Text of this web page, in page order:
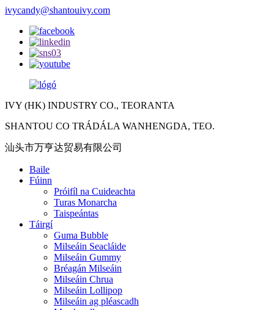
ivycandy@shantouivy.com
IVY (HK) INDUSTRY CO., TEORANTA
SHANTOU CO TRÁDÁLA WANHENGDA, TEO.
汕头市万亨达贸易有限公司
Baile
Fúinn
Próifíl na Cuideachta
Turas Monarcha
Taispeántas
Táirgí
Guma Bubble
Milseáin Seacláide
Milseáin Gummy
Bréagán Milseáin
Milseáin Chrua
Milseáin Lollipop
Milseáin ag pléascadh